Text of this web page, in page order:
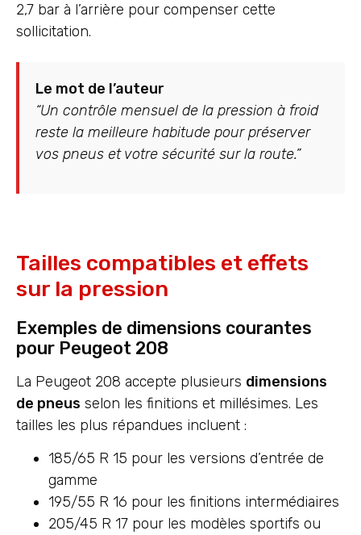
2,7 bar à l’arrière pour compenser cette
sollicitation.
Le mot de l’auteur
“Un contrôle mensuel de la pression à froid
reste la meilleure habitude pour préserver
vos pneus et votre sécurité sur la route.”
Tailles compatibles et effets
sur la pression
Exemples de dimensions courantes
pour Peugeot 208
La Peugeot 208 accepte plusieurs dimensions
de pneus selon les finitions et millésimes. Les
tailles les plus répandues incluent :
185/65 R 15 pour les versions d’entrée de
gamme
195/55 R 16 pour les finitions intermédiaires
205/45 R 17 pour les modèles sportifs ou